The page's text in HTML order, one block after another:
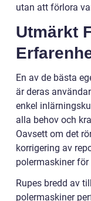
utan att förlora
Utmärkt
En av de bästa
är deras
enkel
alla behov och
Oavsett om det
korrigering av
polermaskiner
Rupes bredd av
polermaskiner